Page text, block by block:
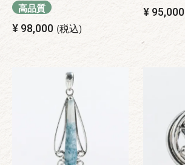
高品質
¥ 98,000 税込
¥ 95,000